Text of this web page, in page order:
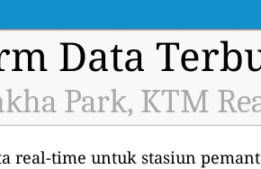
Data
Park, KTM
real-time untuk stasiun